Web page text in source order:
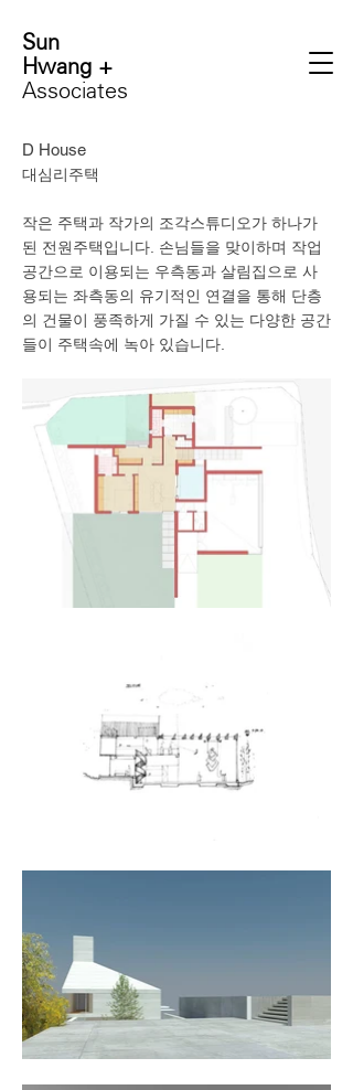
Sun
Hwang +
Associates
D House
대심리주택
​작은 주택과 작가의 조각스튜디오가 하나가
된 전원주택입니다. 손님들을 맞이하며 작업
공간으로 이용되는 우측동과 살림집으로 사
용되는 좌측동의 유기적인 연결을 통해 단층
의 건물이 풍족하게 가질 수 있는 다양한 공간
들이 주택속에 녹아 있습니다.